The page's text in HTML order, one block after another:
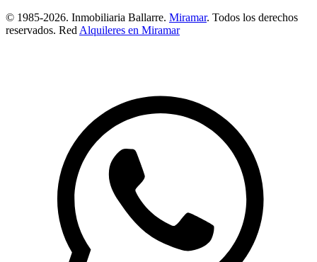
© 1985-2026. Inmobiliaria Ballarre. Miramar. Todos los derechos
reservados. Red Alquileres en Miramar